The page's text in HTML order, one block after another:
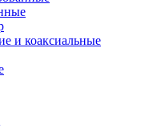
и коаксиальные